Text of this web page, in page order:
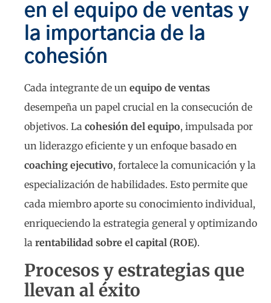
en el equipo de ventas y
la importancia de la
cohesión
Cada integrante de un equipo de ventas
desempeña un papel crucial en la consecución de
objetivos. La cohesión del equipo, impulsada por
un liderazgo eficiente y un enfoque basado en
coaching ejecutivo, fortalece la comunicación y la
especialización de habilidades. Esto permite que
cada miembro aporte su conocimiento individual,
enriqueciendo la estrategia general y optimizando
la rentabilidad sobre el capital (ROE).
Procesos y estrategias que
llevan al éxito